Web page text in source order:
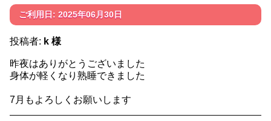
ご利用日: 2025年06月30日
投稿者: k 様
昨夜はありがとうございました
身体が軽くなり熟睡できました
7月もよろしくお願いします